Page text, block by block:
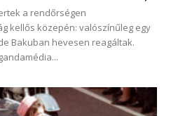
a rendőrségen
kellős közepén: valószínűleg egy
Bakuban hevesen reagáltak.